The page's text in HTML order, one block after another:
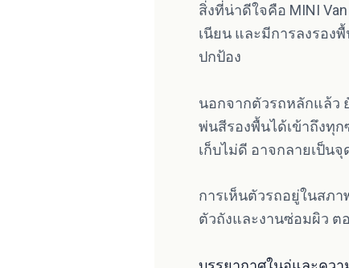
สิ่งที่น่าดีใจคือ MINI
เนียน และมีการลงรอง
ปกป้อง
นอกจากตัวรถหลักแล้ว
พ่นสีรองพื้นได้เข้าถึงทุ
เก็บไม่ดี อาจกลายเป็น
การเห็นตัวรถอยู่ในสภ
ตัวถังและงานซ่อมผิว ต